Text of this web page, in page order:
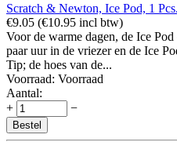
Scratch & Newton, Ice Pod, 1 Pcs.
€9.05 (€10.95 incl btw)
Voor de warme dagen, de Ice
paar uur in de vriezer en de Ice
Tip; de hoes van de...
Voorraad: Voorraad
Aantal:
+
−
Bestel